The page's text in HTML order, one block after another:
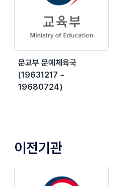
문교부 문예체육국
(19631217 ~
19680724)
이전기관